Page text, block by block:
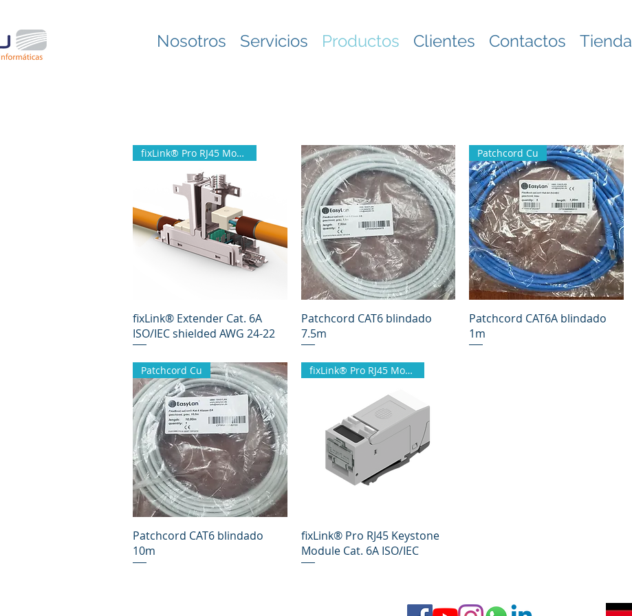
Nosotros Servicios Productos Clientes Contactos Tienda
Vista rápida
fixLink® Pro RJ45 Module
fixLink® Extender Cat. 6A
ISO/IEC shielded AWG 24-22
Vista rápida
Patchcord CAT6 blindado
7.5m
Vista rápida
Patchcord Cu
Patchcord CAT6A blindado
1m
Vista rápida
Patchcord Cu
Patchcord CAT6 blindado
10m
Vista rápida
fixLink® Pro RJ45 Module
fixLink® Pro RJ45 Keystone
Module Cat. 6A ISO/IEC